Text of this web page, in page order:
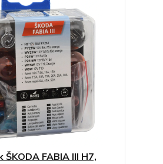
ŠKODA FABIA III H7,